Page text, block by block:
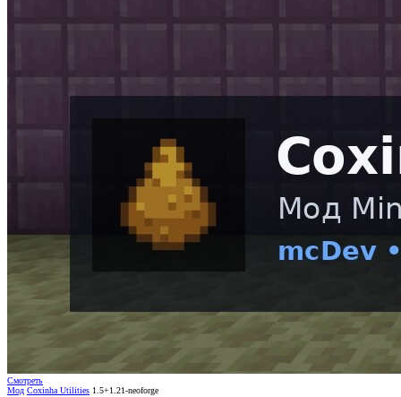
Смотреть
Мод Coxinha Utilities 1.5+1.21-neoforge